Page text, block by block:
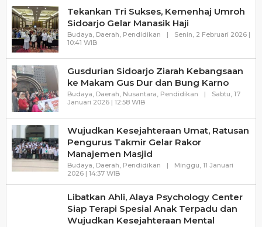
Tekankan Tri Sukses, Kemenhaj Umroh
Sidoarjo Gelar Manasik Haji
Budaya, Daerah, Pendidikan |
Senin, 2 Februari 2026 |
10:41 WIBOleh
Gusdurian Sidoarjo Ziarah Kebangsaan
ke Makam Gus Dur dan Bung Karno
Budaya, Daerah, Nusantara, Pendidikan |
Sabtu, 17
Januari 2026 | 12:58 WIBOleh
Wujudkan Kesejahteraan Umat, Ratusan
Pengurus Takmir Gelar Rakor
Manajemen Masjid
Budaya, Daerah, Pendidikan |
Minggu, 11 Januari
2026 | 14:37 WIBOleh
Libatkan Ahli, Alaya Psychology Center
Siap Terapi Spesial Anak Terpadu dan
Wujudkan Kesejahteraan Mental